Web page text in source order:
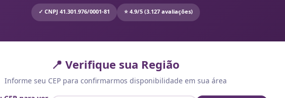
✓ CNPJ 41.301.976/0001-81 ⭐ 4.9/5 (3.127 avaliações)
📍 Verifique sua Região
Informe seu CEP para confirmarmos disponibilidade em sua área